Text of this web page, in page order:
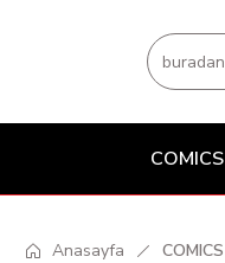
COMICS
Anasayfa COMICS